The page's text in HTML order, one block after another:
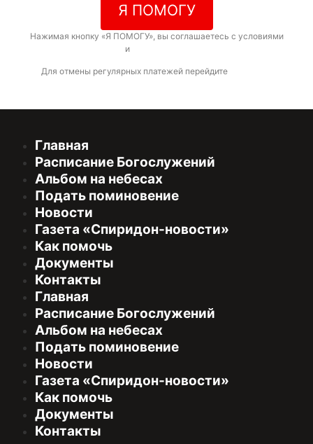
Я ПОМОГУ
Нажимая кнопку «Я ПОМОГУ», вы соглашаетесь с условиями
и
Для отмены регулярных платежей перейдите
Главная
Расписание Богослужений
Альбом на небесах
Подать поминовение
Новости
Газета «Спиридон-новости»
Как помочь
Документы
Контакты
Главная
Расписание Богослужений
Альбом на небесах
Подать поминовение
Новости
Газета «Спиридон-новости»
Как помочь
Документы
Контакты